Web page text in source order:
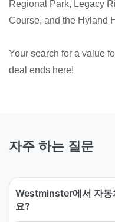
Regional Park, Legacy
Course, and the Hyland
Your search for a value
deal ends here!
자주 하는 질문
Westminster에서 자동
요?